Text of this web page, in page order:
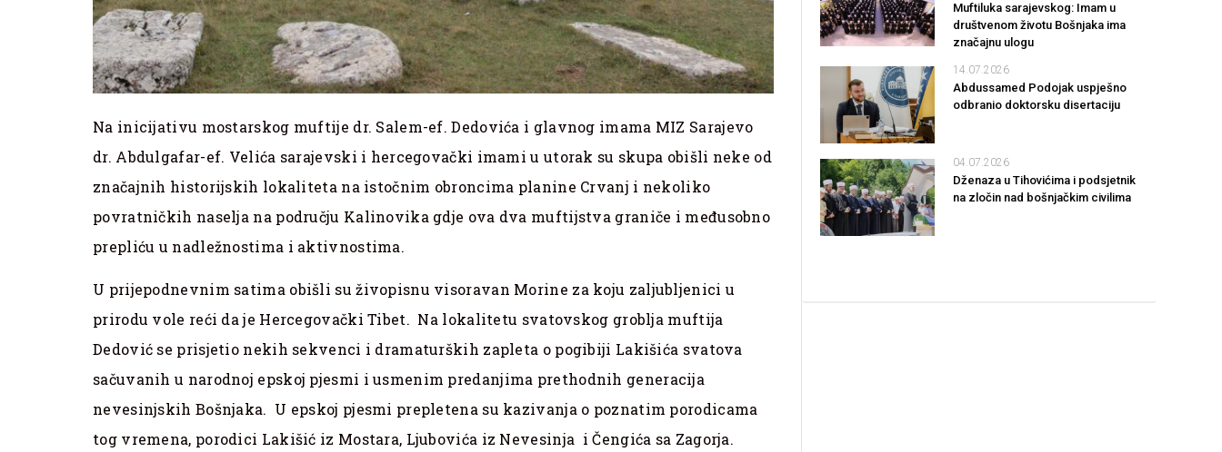
Na inicijativu mostarskog muftije dr. Salem-ef. Dedovića i glavnog imama MIZ Sarajevo
dr. Abdulgafar-ef. Velića sarajevski i hercegovački imami u utorak su skupa obišli neke od
značajnih historijskih lokaliteta na istočnim obroncima planine Crvanj i nekoliko
povratničkih naselja na području Kalinovika gdje ova dva muftijstva graniče i međusobno
prepliću u nadležnostima i aktivnostima.
U prijepodnevnim satima obišli su živopisnu visoravan Morine za koju zaljubljenici u
prirodu vole reći da je Hercegovački Tibet. Na lokalitetu svatovskog groblja muftija
Dedović se prisjetio nekih sekvenci i dramaturških zapleta o pogibiji Lakišića svatova
sačuvanih u narodnoj epskoj pjesmi i usmenim predanjima prethodnih generacija
nevesinjskih Bošnjaka. U epskoj pjesmi prepletena su kazivanja o poznatim porodicama
tog vremena, porodici Lakišić iz Mostara, Ljubovića iz Nevesinja i Čengića sa Zagorja.
Muftiluka sarajevskog: Imam u
društvenom životu Bošnjaka ima
značajnu ulogu
14.07.2026
Abdussamed Podojak uspješno
odbranio doktorsku disertaciju
04.07.2026
Dženaza u Tihovićima i podsjetnik
na zločin nad bošnjačkim civilima